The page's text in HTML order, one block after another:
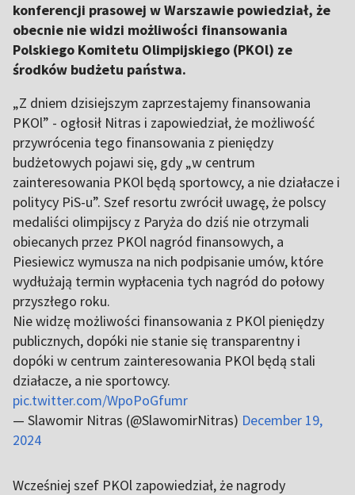
konferencji prasowej w Warszawie powiedział, że
obecnie nie widzi możliwości finansowania
Polskiego Komitetu Olimpijskiego (PKOl) ze
środków budżetu państwa.
„Z dniem dzisiejszym zaprzestajemy finansowania
PKOl” - ogłosił Nitras i zapowiedział, że możliwość
przywrócenia tego finansowania z pieniędzy
budżetowych pojawi się, gdy „w centrum
zainteresowania PKOl będą sportowcy, a nie działacze i
politycy PiS-u”. Szef resortu zwrócił uwagę, że polscy
medaliści olimpijscy z Paryża do dziś nie otrzymali
obiecanych przez PKOl nagród finansowych, a
Piesiewicz wymusza na nich podpisanie umów, które
wydłużają termin wypłacenia tych nagród do połowy
przyszłego roku.
Nie widzę możliwości finansowania z PKOl pieniędzy
publicznych, dopóki nie stanie się transparentny i
dopóki w centrum zainteresowania PKOl będą stali
działacze, a nie sportowcy.
pic.twitter.com/WpoPoGfumr
— Slawomir Nitras (@SlawomirNitras) December 19,
2024
Wcześniej szef PKOl zapowiedział, że nagrody